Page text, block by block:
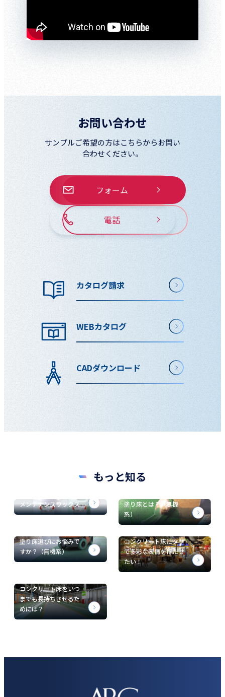
お問い合わせ
サンプルご希望の方はこちらからお問い
合わせください。
フォーム
電話
カタログ請求
WEBカタログ
CADダウンロード
もっと知る
メンテナンスワックス
塗り床とは？（無機
系）
塗り床選びにお悩みで
すか？（無機系）
コンクリート床にタフ
で多彩な表情を持たせ
たい！
コンクリート床をいつ
までも長持ちさせるた
めには？